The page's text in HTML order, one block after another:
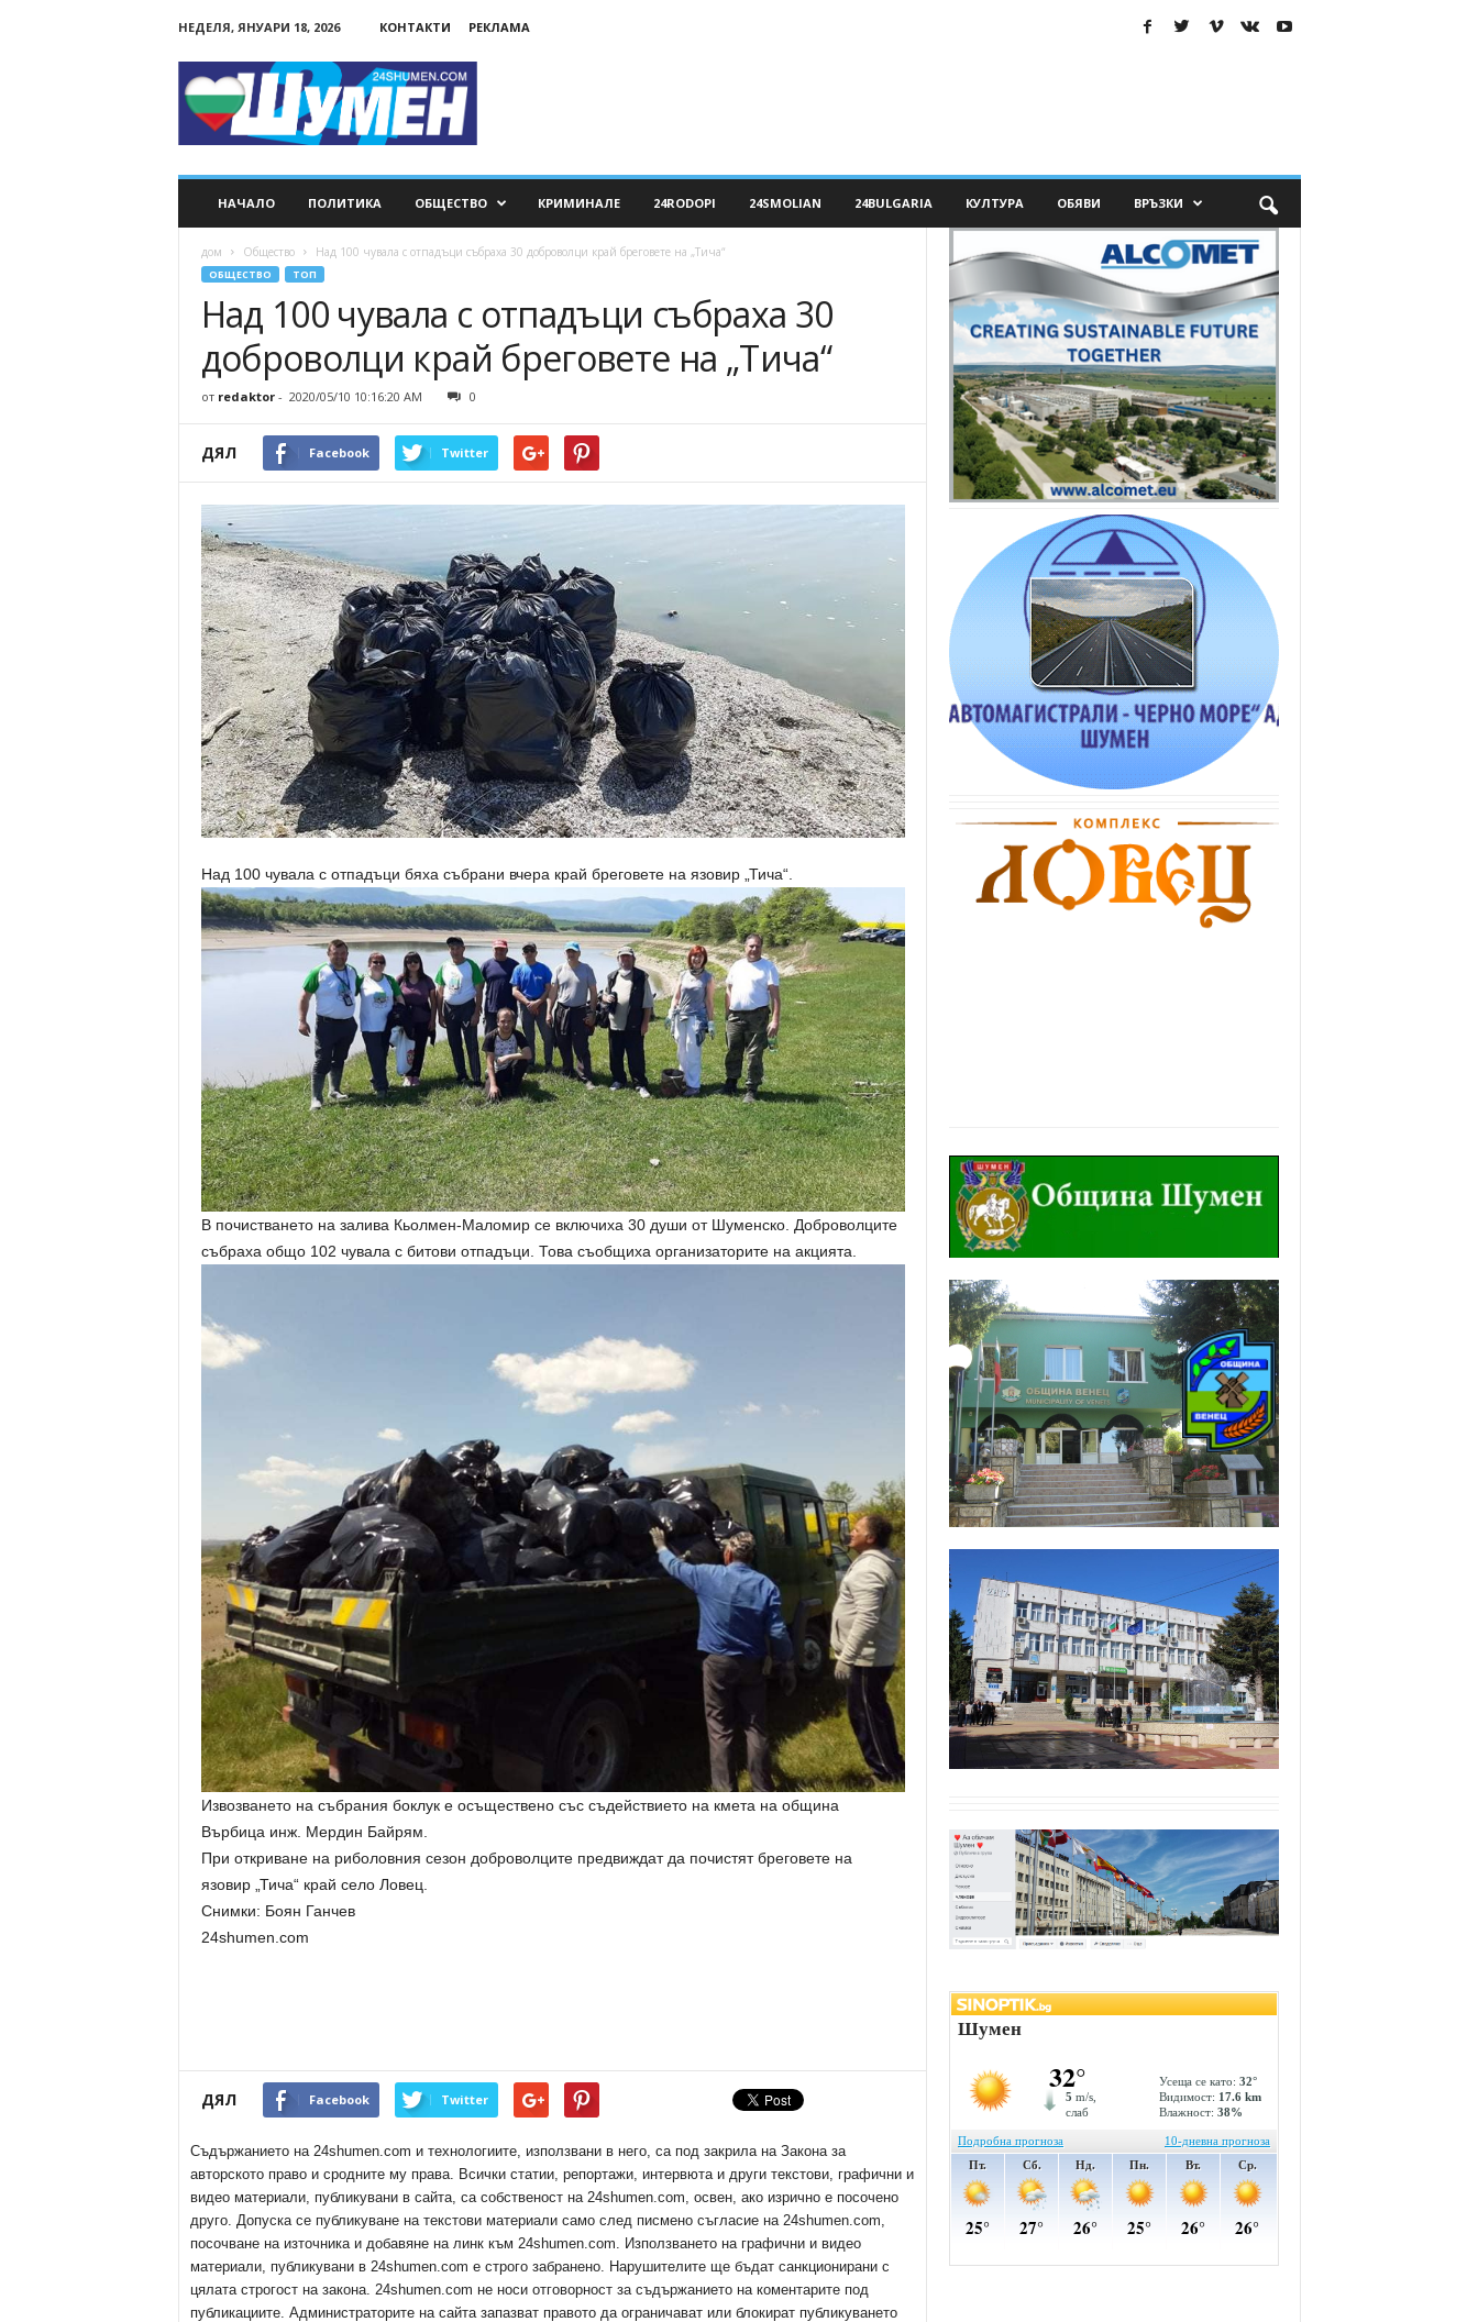
НЕДЕЛЯ, ЯНУАРИ 18, 2026 КОНТАКТИ РЕКЛАМА
НАЧАЛО ПОЛИТИКА ОБЩЕСТВО КРИМИНАЛЕ 24RODOPI 24SMOLIAN 24BULGARIA КУЛТУРА ОБЯВИ ВРЪЗКИ
дом Общество Над 100 чувала с отпадъци събраха 30 доброволци край бреговете на „Тича“
ОБЩЕСТВО ТОП
Над 100 чувала с отпадъци събраха 30
доброволци край бреговете на „Тича“
от redaktor- 2020/05/10 10:16:20 AM 0
ДЯЛ Facebook Twitter
Над 100 чувала с отпадъци бяха събрани вчера край бреговете на язовир „Тича“.
В почистването на залива Кьолмен-Маломир се включиха 30 души от Шуменско. Доброволците
събраха общо 102 чувала с битови отпадъци. Това съобщиха организаторите на акцията.
Извозването на събрания боклук е осъществено със съдействието на кмета на община
Върбица инж. Мердин Байрям.
При откриване на риболовния сезон доброволците предвиждат да почистят бреговете на
язовир „Тича“ край село Ловец.
Снимки: Боян Ганчев
24shumen.com
ДЯЛ Facebook Twitter
Съдържанието на 24shumen.com и технологиите, използвани в него, са под закрила на Закона за
авторското право и сродните му права. Всички статии, репортажи, интервюта и други текстови, графични и
видео материали, публикувани в сайта, са собственост на 24shumen.com, освен, ако изрично е посочено
друго. Допуска се публикуване на текстови материали само след писмено съгласие на 24shumen.com,
посочване на източника и добавяне на линк към 24shumen.com. Използването на графични и видео
материали, публикувани в 24shumen.com е строго забранено. Нарушителите ще бъдат санкционирани с
цялата строгост на закона. 24shumen.com не носи отговорност за съдържанието на коментарите под
публикациите. Администраторите на сайта запазват правото да ограничават или блокират публикуването